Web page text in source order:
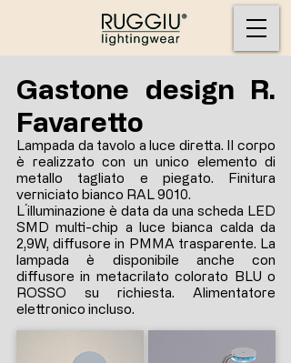
Gastone design R.
Favaretto
Lampada da tavolo a luce diretta. Il corpo
è realizzato con un unico elemento di
metallo tagliato e piegato. Finitura
verniciato bianco RAL 9010.
L´illuminazione è data da una scheda LED
SMD multi-chip a luce bianca calda da
2,9W, diffusore in PMMA trasparente. La
lampada è disponibile anche con
diffusore in metacrilato colorato BLU o
ROSSO su richiesta. Alimentatore
elettronico incluso.